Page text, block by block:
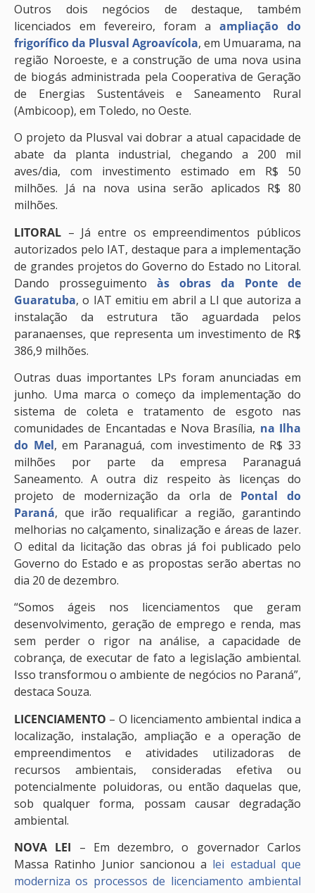
Outros dois negócios de destaque, também
licenciados em fevereiro, foram a ampliação do
frigorífico da Plusval Agroavícola, em Umuarama, na
região Noroeste, e a construção de uma nova usina
de biogás administrada pela Cooperativa de Geração
de Energias Sustentáveis e Saneamento Rural
(Ambicoop), em Toledo, no Oeste.
O projeto da Plusval vai dobrar a atual capacidade de
abate da planta industrial, chegando a 200 mil
aves/dia, com investimento estimado em R$ 50
milhões. Já na nova usina serão aplicados R$ 80
milhões.
LITORAL – Já entre os empreendimentos públicos
autorizados pelo IAT, destaque para a implementação
de grandes projetos do Governo do Estado no Litoral.
Dando prosseguimento às obras da Ponte de
Guaratuba, o IAT emitiu em abril a LI que autoriza a
instalação da estrutura tão aguardada pelos
paranaenses, que representa um investimento de R$
386,9 milhões.
Outras duas importantes LPs foram anunciadas em
junho. Uma marca o começo da implementação do
sistema de coleta e tratamento de esgoto nas
comunidades de Encantadas e Nova Brasília, na Ilha
do Mel, em Paranaguá, com investimento de R$ 33
milhões por parte da empresa Paranaguá
Saneamento. A outra diz respeito às licenças do
projeto de modernização da orla de Pontal do
Paraná, que irão requalificar a região, garantindo
melhorias no calçamento, sinalização e áreas de lazer.
O edital da licitação das obras já foi publicado pelo
Governo do Estado e as propostas serão abertas no
dia 20 de dezembro.
“Somos ágeis nos licenciamentos que geram
desenvolvimento, geração de emprego e renda, mas
sem perder o rigor na análise, a capacidade de
cobrança, de executar de fato a legislação ambiental.
Isso transformou o ambiente de negócios no Paraná”,
destaca Souza.
LICENCIAMENTO – O licenciamento ambiental indica a
localização, instalação, ampliação e a operação de
empreendimentos e atividades utilizadoras de
recursos ambientais, consideradas efetiva ou
potencialmente poluidoras, ou então daquelas que,
sob qualquer forma, possam causar degradação
ambiental.
NOVA LEI – Em dezembro, o governador Carlos
Massa Ratinho Junior sancionou a lei estadual que
moderniza os processos de licenciamento ambiental